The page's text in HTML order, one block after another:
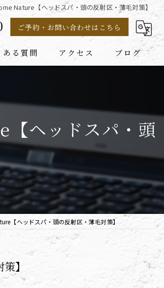
Nature【ヘッドスパ・頭の反射区・薄毛対策】
ご予約・お問い合わせはこちら
ある質問 アクセス ブログ
ヘッドスパ・頭
【ヘッドスパ・頭の反射区・薄毛対策】
】